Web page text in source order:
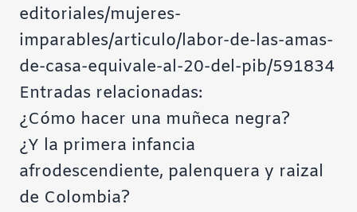
editoriales/mujeres-
imparables/articulo/labor-de-las-amas-
de-casa-equivale-al-20-del-pib/591834
Entradas relacionadas:
¿Cómo hacer una muñeca negra?
¿Y la primera infancia
afrodescendiente, palenquera y raizal
de Colombia?